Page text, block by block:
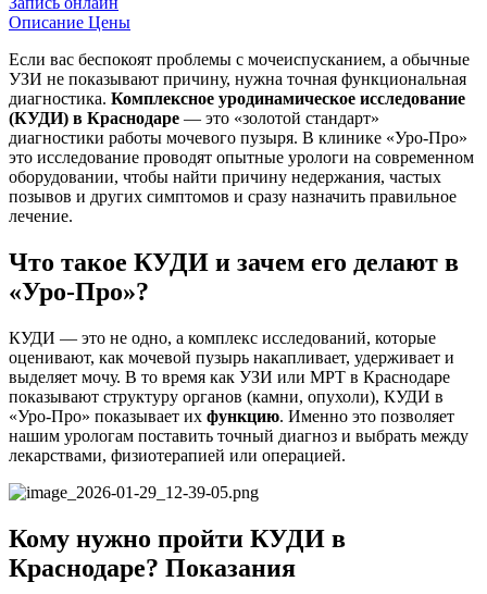
Описание Цены
Если вас беспокоят проблемы с мочеиспусканием, а обычные
УЗИ не показывают причину, нужна точная функциональная
диагностика. Комплексное уродинамическое исследование
(КУДИ) в Краснодаре — это «золотой стандарт»
диагностики работы мочевого пузыря. В клинике «Уро-Про»
это исследование проводят опытные урологи на современном
оборудовании, чтобы найти причину недержания, частых
позывов и других симптомов и сразу назначить правильное
лечение.
Что такое КУДИ и зачем его делают в
«Уро-Про»?
КУДИ — это не одно, а комплекс исследований, которые
оценивают, как мочевой пузырь накапливает, удерживает и
выделяет мочу. В то время как УЗИ или МРТ в Краснодаре
показывают структуру органов (камни, опухоли), КУДИ в
«Уро-Про» показывает их функцию. Именно это позволяет
нашим урологам поставить точный диагноз и выбрать между
лекарствами, физиотерапией или операцией.
Кому нужно пройти КУДИ в
Краснодаре? Показания